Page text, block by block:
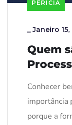
PERÍCIA
_Janeiro 15,
Quem
Conhecer
importância
porque a